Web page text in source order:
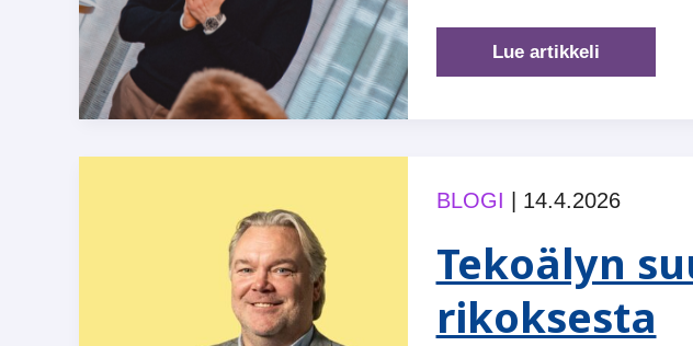
Beyond
the
is
the
missing
link
Enterprise
Lue artikkeli
BLOGI | 14.4.2026
Tekoälyn
rikoksesta